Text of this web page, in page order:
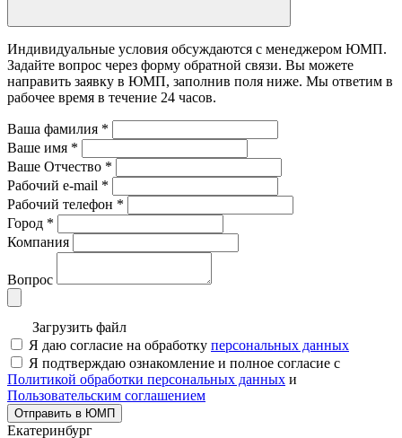
Индивидуальные условия обсуждаются с менеджером ЮМП.
Задайте вопрос через форму обратной связи. Вы можете
направить заявку в ЮМП, заполнив поля ниже. Mы ответим в
рабочее время в течение 24 часов.
Ваша фамилия *
Ваше имя *
Ваше Отчество *
Рабочий e-mail *
Рабочий телефон *
Город *
Компания
Вопрос
Загрузить файл
Я даю согласие на обработку персональных данных
Я подтверждаю ознакомление и полное согласие с
Политикой обработки персональных данных и
Пользовательским соглашением
Отправить в ЮМП
Екатеринбург